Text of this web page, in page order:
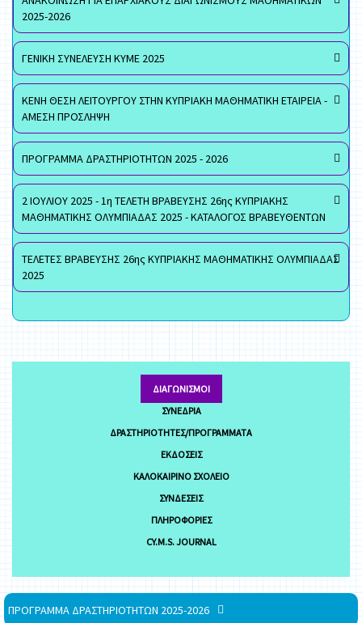
2025-2026
ΓΕΝΙΚΗ ΣΥΝΕΛΕΥΣΗ ΚΥΜΕ 2025
ΚΕΝΗ ΘΕΣΗ ΛΕΙΤΟΥΡΓΟΥ ΣΤΗΝ ΚΥΠΡΙΑΚΗ ΜΑΘΗΜΑΤΙΚΗ ΕΤΑΙΡΕΙΑ -
ΑΜΕΣΗ ΠΡΟΣΛΗΨΗ
ΠΡΟΓΡΑΜΜΑ ΔΡΑΣΤΗΡΙΟΤΗΤΩΝ 2025 - 2026
2 ΙΟΥΛΙΟΥ 2025 - 1η ΤΕΛΕΤΗ ΒΡΑΒΕΥΣΗΣ 26ης ΚΥΠΡΙΑΚΗΣ
ΜΑΘΗΜΑΤΙΚΗΣ ΟΛΥΜΠΙΑΔΑΣ 2025 - ΚΑΤΑΛΟΓΟΣ ΒΡΑΒΕΥΘΕΝΤΩΝ
ΤΕΛΕΤΕΣ ΒΡΑΒΕΥΣΗΣ 26ης ΚΥΠΡΙΑΚΗΣ ΜΑΘΗΜΑΤΙΚΗΣ ΟΛΥΜΠΙΑΔΑΣ
2025
ΔΙΑΓΩΝΙΣΜΟΊ
ΣΥΝΈΔΡΙΑ
ΔΡΑΣΤΗΡΙΌΤΗΤΕΣ/ΠΡΟΓΡΆΜΜΑΤΑ
ΕΚΔΌΣΕΙΣ
ΚΑΛΟΚΑΙΡΙΝΌ ΣΧΟΛΕΊΟ
ΣΥΝΔΈΣΕΙΣ
ΠΛΗΡΟΦΟΡΊΕΣ
CY.M.S. JOURNAL
ΠΡΟΓΡΑΜΜΑ ΔΡΑΣΤΗΡΙΟΤΗΤΩΝ 2025-2026